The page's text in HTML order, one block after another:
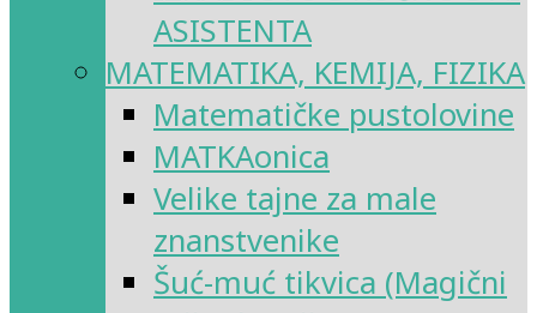
ASISTENTA
MATEMATIKA, KEMIJA, FIZIKA
Matematičke pustolovine
MATKAonica
Velike tajne za male
znanstvenike
Šuć-muć tikvica (Magični